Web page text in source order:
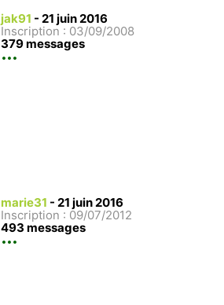
jak91 - 21 juin 2016
Inscription : 03/09/2008
379 messages
marie31 - 21 juin 2016
Inscription : 09/07/2012
493 messages